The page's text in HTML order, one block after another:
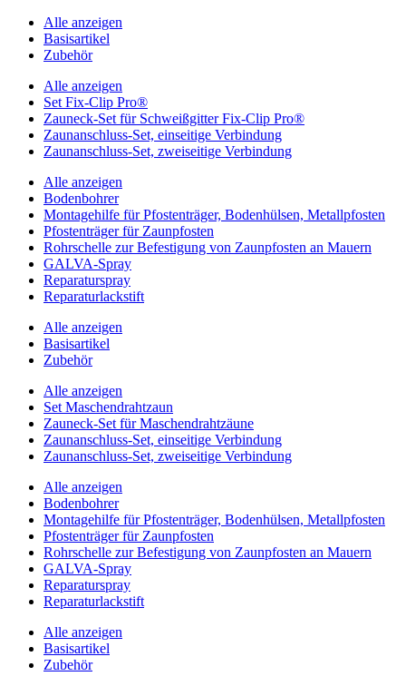
Alle anzeigen
Basisartikel
Zubehör
Alle anzeigen
Set Fix-Clip Pro®
Zauneck-Set für Schweißgitter Fix-Clip Pro®
Zaunanschluss-Set, einseitige Verbindung
Zaunanschluss-Set, zweiseitige Verbindung
Alle anzeigen
Bodenbohrer
Montagehilfe für Pfostenträger, Bodenhülsen, Metallpfosten
Pfostenträger für Zaunpfosten
Rohrschelle zur Befestigung von Zaunpfosten an Mauern
GALVA-Spray
Reparaturspray
Reparaturlackstift
Alle anzeigen
Basisartikel
Zubehör
Alle anzeigen
Set Maschendrahtzaun
Zauneck-Set für Maschendrahtzäune
Zaunanschluss-Set, einseitige Verbindung
Zaunanschluss-Set, zweiseitige Verbindung
Alle anzeigen
Bodenbohrer
Montagehilfe für Pfostenträger, Bodenhülsen, Metallpfosten
Pfostenträger für Zaunpfosten
Rohrschelle zur Befestigung von Zaunpfosten an Mauern
GALVA-Spray
Reparaturspray
Reparaturlackstift
Alle anzeigen
Basisartikel
Zubehör